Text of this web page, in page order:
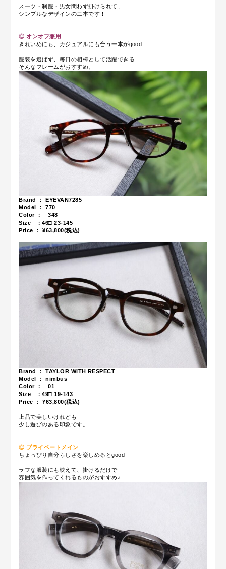
スーツ・制服・男女問わず掛けられて、
シンプルなデザインの二本です！
◎ オンオフ兼用
きれいめにも、カジュアルにも合う一本がgood
服装を選ばず、毎日の相棒として活躍できる
そんなフレームがおすすめ。
Brand ： EYEVAN7285
Model ： 770
Color ： 348
Size ：46□ 23-145
Price ： ¥63,800(税込)
Brand ： TAYLOR WITH RESPECT
Model ： nimbus
Color ： 01
Size ：49□ 19-143
Price ： ¥63,800(税込)
上品で美しいけれども
少し遊びのある印象です。
◎ プライベートメイン
ちょっぴり自分らしさを楽しめるとgood
ラフな服装にも映えて、掛けるだけで
雰囲気を作ってくれるものがおすすめ♪